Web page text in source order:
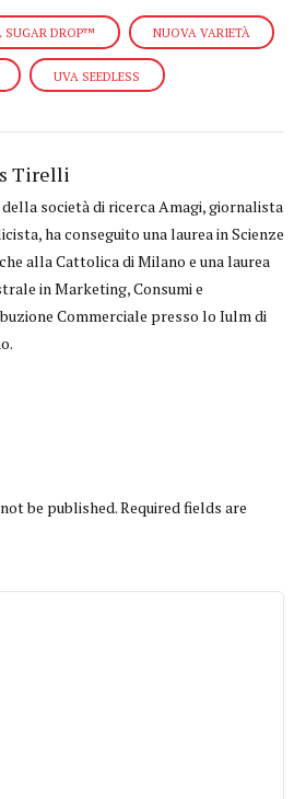
SUGAR DROP™ NUOVA VARIETÀ
UVA SEEDLESS
Tirelli
della società di ricerca Amagi, giornalista
ha conseguito una laurea in Scienze
alla Cattolica di Milano e una laurea
in Marketing, Consumi e
Commerciale presso lo Iulm di
be published. Required fields are